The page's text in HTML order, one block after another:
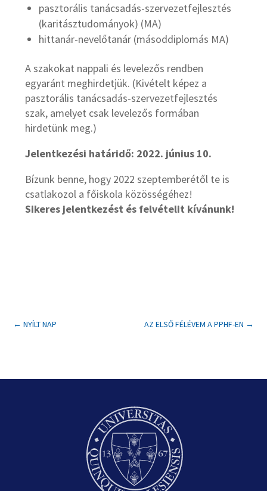
pasztorális tanácsadás-szervezetfejlesztés
(karitásztudományok) (MA)
hittanár-nevelőtanár (másoddiplomás MA)
A szakokat nappali és levelezős rendben
egyaránt meghirdetjük. (Kivételt képez a
pasztorális tanácsadás-szervezetfejlesztés
szak, amelyet csak levelezős formában
hirdetünk meg.)
Jelentkezési határidő: 2022. június 10.
Bízunk benne, hogy 2022 szeptemberétől te is
csatlakozol a főiskola közösségéhez!
Sikeres jelentkezést és felvételit kívánunk!
←NYÍLT NAP AZ ELSŐ FÉLÉVEM A PPHF-EN →